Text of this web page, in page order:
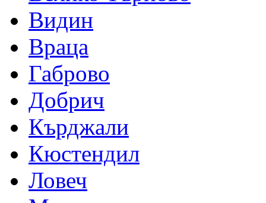
Видин
Враца
Габрово
Добрич
Кърджали
Кюстендил
Ловеч